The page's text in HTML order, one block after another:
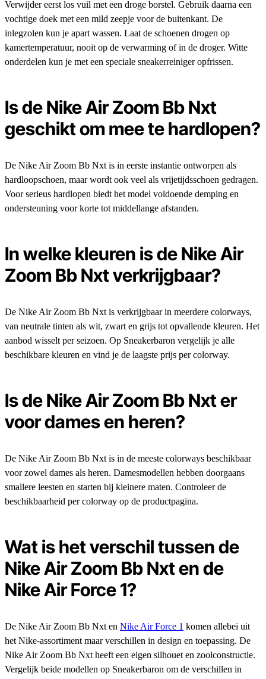
Verwijder eerst los vuil met een droge borstel. Gebruik daarna een
vochtige doek met een mild zeepje voor de buitenkant. De
inlegzolen kun je apart wassen. Laat de schoenen drogen op
kamertemperatuur, nooit op de verwarming of in de droger. Witte
onderdelen kun je met een speciale sneakerreiniger opfrissen.
Is de Nike Air Zoom Bb Nxt
geschikt om mee te hardlopen?
De Nike Air Zoom Bb Nxt is in eerste instantie ontworpen als
hardloopschoen, maar wordt ook veel als vrijetijdsschoen gedragen.
Voor serieus hardlopen biedt het model voldoende demping en
ondersteuning voor korte tot middellange afstanden.
In welke kleuren is de Nike Air
Zoom Bb Nxt verkrijgbaar?
De Nike Air Zoom Bb Nxt is verkrijgbaar in meerdere colorways,
van neutrale tinten als wit, zwart en grijs tot opvallende kleuren. Het
aanbod wisselt per seizoen. Op Sneakerbaron vergelijk je alle
beschikbare kleuren en vind je de laagste prijs per colorway.
Is de Nike Air Zoom Bb Nxt er
voor dames en heren?
De Nike Air Zoom Bb Nxt is in de meeste colorways beschikbaar
voor zowel dames als heren. Damesmodellen hebben doorgaans
smallere leesten en starten bij kleinere maten. Controleer de
beschikbaarheid per colorway op de productpagina.
Wat is het verschil tussen de
Nike Air Zoom Bb Nxt en de
Nike Air Force 1?
De Nike Air Zoom Bb Nxt en Nike Air Force 1 komen allebei uit
het Nike-assortiment maar verschillen in design en toepassing. De
Nike Air Zoom Bb Nxt heeft een eigen silhouet en zoolconstructie.
Vergelijk beide modellen op Sneakerbaron om de verschillen in